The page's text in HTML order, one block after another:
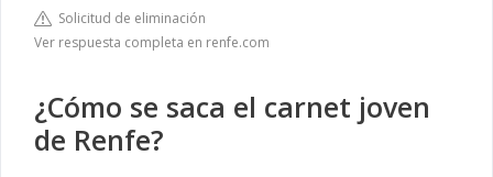
Solicitud de eliminación
Ver respuesta completa en renfe.com
¿Cómo se saca el carnet joven
de Renfe?